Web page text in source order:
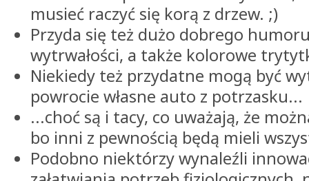
musieć raczyć się korą z drzew. ;)
Przyda się też dużo dobrego
wytrwałości, a także kolorowe
Niekiedy też przydatne mogą być
powrocie własne auto z potrzasku...
...choć są i tacy, co uważają, że
bo inni z pewnością będą mieli
Podobno niektórzy wynaleźli